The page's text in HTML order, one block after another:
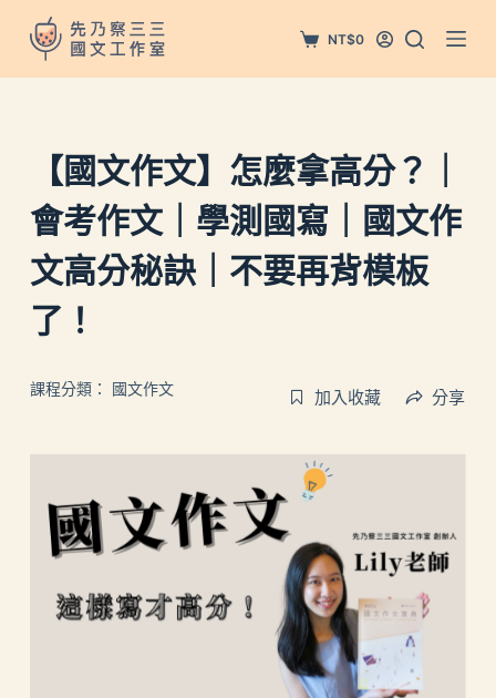
跳
至
主
NT$0
【國文作文】怎麼拿高分？｜
會考作文｜學測國寫｜國文作
文高分秘訣｜不要再背模板
了！
課程分類： 國文作文 加入收藏 分享